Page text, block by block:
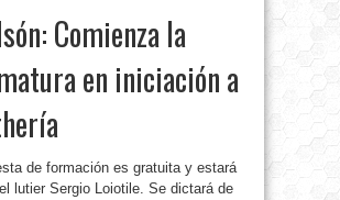
Comienza la
en iniciación a
de formación es gratuita y estará
lutier Sergio Loiotile. Se dictará de